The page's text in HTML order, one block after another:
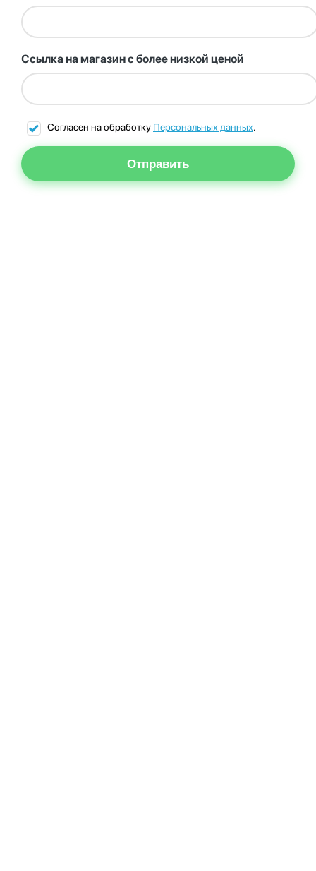
Ссылка на магазин с более низкой ценой
Согласен на обработку Персональных данных.
Отправить